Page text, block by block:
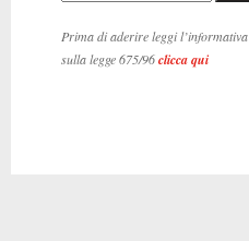
Prima di aderire leggi l’informativa
sulla legge 675/96clicca qui